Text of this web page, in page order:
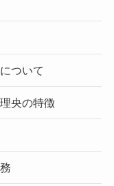
ついて
央の特徴